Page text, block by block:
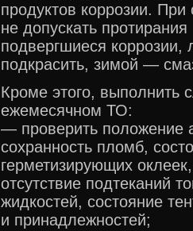
продуктов коррозии.
не допускать
подвергшиеся коррозии,
подкрасить, зимой —
Кроме этого, выполнить
ежемесячном ТО:
— проверить положение
сохранность пломб,
герметизирующих
отсутствие подтеканий
жидкостей, состояние
и принадлежностей;